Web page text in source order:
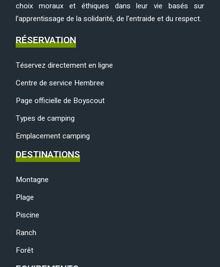
choix moraux et éthiques dans leur vie basés sur
l’apprentissage de la solidarité, de l’entraide et du respect.
RÉSERVATION
Téservez directement en ligne
Centre de service Hembree
Page officielle de Boyscout
Types de camping
Emplacement camping
DESTINATIONS
Montagne
Plage
Piscine
Ranch
Forêt